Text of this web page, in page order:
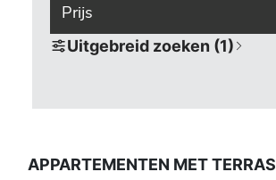
Prijs
Uitgebreid zoeken (1)
APPARTEMENTEN MET TERRAS